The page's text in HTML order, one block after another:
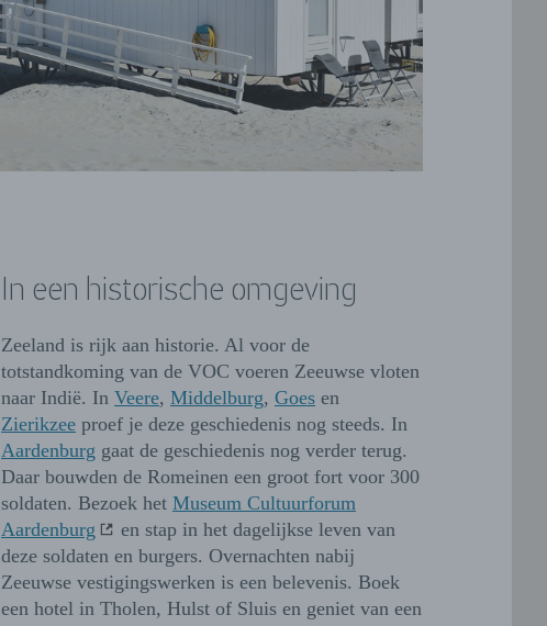
In een historische omgeving
Zeeland is rijk aan historie. Al voor de
totstandkoming van de VOC voeren Zeeuwse vloten
naar Indië. In Veere, Middelburg, Goes en
Zierikzee proef je deze geschiedenis nog steeds. In
Aardenburg gaat de geschiedenis nog verder terug.
Daar bouwden de Romeinen een groot fort voor 300
soldaten. Bezoek het Museum Cultuurforum
Aardenburg
en stap in het dagelijkse leven van
deze soldaten en burgers. Overnachten nabij
Zeeuwse vestigingswerken is een belevenis. Boek
een hotel in Tholen, Hulst of Sluis en geniet van een